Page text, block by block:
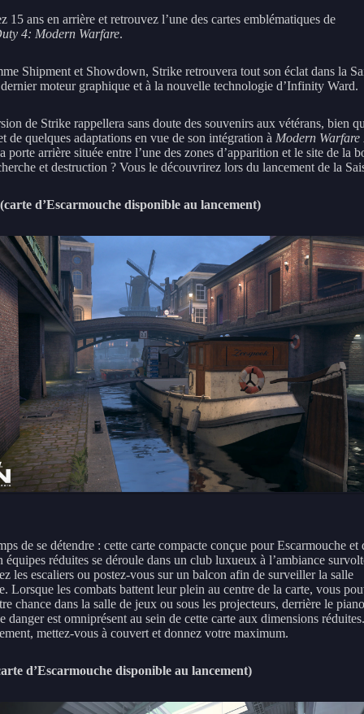
15 ans en arrière et retrouvez l’une des cartes emblématiques de
4: Modern Warfare.
Shipment et Showdown, Strike retrouvera tout son éclat dans la
moteur graphique et à la nouvelle technologie d’Infinity Ward.
de Strike rappellera sans doute des souvenirs aux vétérans, bien
de quelques adaptations en vue de son intégration à Modern Warfare
porte arrière située entre l’une des zones d’apparition et le site de la
et destruction ? Vous le découvrirez lors du lancement de la
d’Escarmouche disponible au lancement)
de se détendre : cette carte compacte conçue pour Escarmouche et
équipes réduites se déroule dans un club luxueux à l’ambiance
les escaliers ou postez-vous sur un balcon afin de surveiller la salle
Lorsque les combats battent leur plein au centre de la carte, vous
chance dans la salle de jeux ou sous les projecteurs, derrière le
danger est omniprésent au sein de cette carte aux dimensions
mettez-vous à couvert et donnez votre maximum.
d’Escarmouche disponible au lancement)